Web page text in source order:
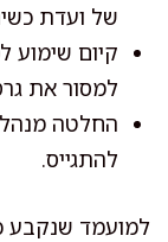
של ועדת
קיום שימוע
למסור את
החלטה
להתגייס.
למועמד שנקבע